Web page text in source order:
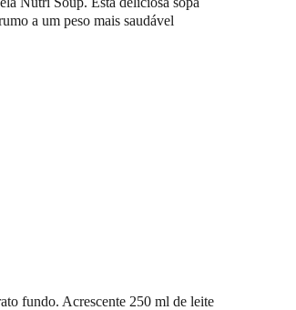
a um peso mais saudável
fundo. Acrescente 250 ml de leite